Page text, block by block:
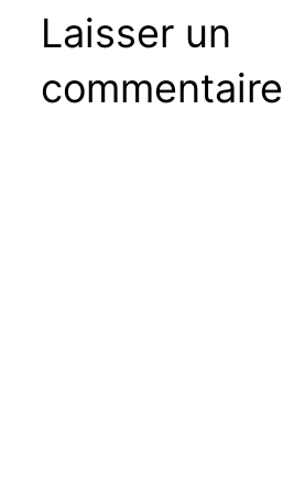
Laisser un
commentaire